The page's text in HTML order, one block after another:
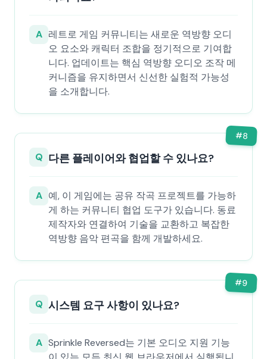
A 레트로 게임 커뮤니티는 새로운 역방향 오디
오 요소와 캐릭터 조합을 정기적으로 기여합
니다. 업데이트는 핵심 역방향 오디오 조작 메
커니즘을 유지하면서 신선한 실험적 가능성
을 소개합니다.
#8
Q 다른 플레이어와 협업할 수 있나요?
A 예, 이 게임에는 공유 작곡 프로젝트를 가능하
게 하는 커뮤니티 협업 도구가 있습니다. 동료
제작자와 연결하여 기술을 교환하고 복잡한
역방향 음악 편곡을 함께 개발하세요.
#9
Q 시스템 요구 사항이 있나요?
A Sprinkle Reversed는 기본 오디오 지원 기능